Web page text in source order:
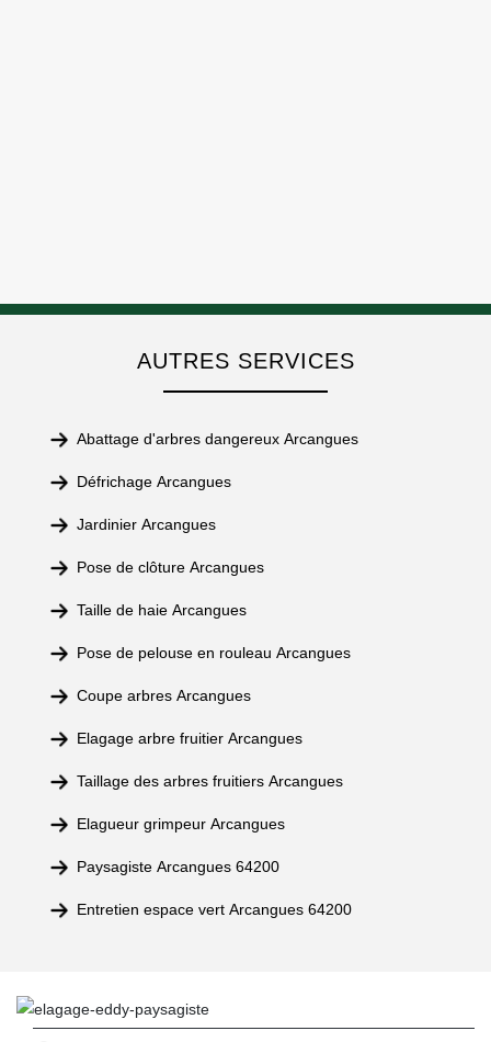
AUTRES SERVICES
Abattage d'arbres dangereux Arcangues
Défrichage Arcangues
Jardinier Arcangues
Pose de clôture Arcangues
Taille de haie Arcangues
Pose de pelouse en rouleau Arcangues
Coupe arbres Arcangues
Elagage arbre fruitier Arcangues
Taillage des arbres fruitiers Arcangues
Elagueur grimpeur Arcangues
Paysagiste Arcangues 64200
Entretien espace vert Arcangues 64200